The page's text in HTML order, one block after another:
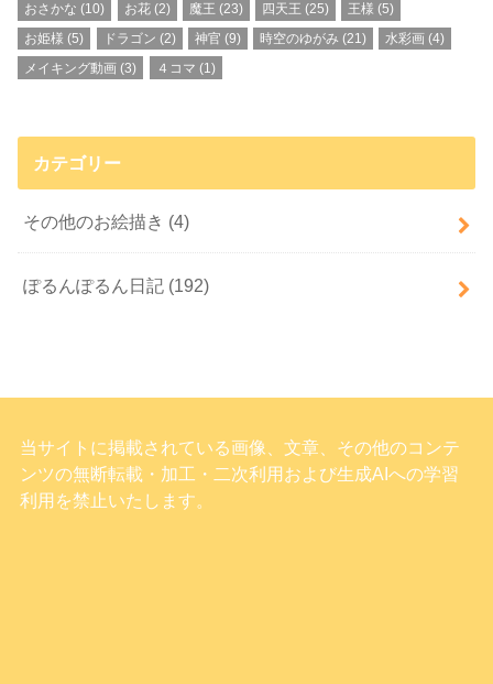
おさかな (10) お花(2) 魔王 (23) 四天王 (25) 王様 (5)
お姫様 (5) ドラゴン (2) 神官 (9) 時空のゆがみ (21) 水彩画 (4)
メイキング動画 (3) ４コマ (1)
カテゴリー
その他のお絵描き (4)
ぽるんぽるん日記 (192)
当サイトに掲載されている画像、文章、その他のコンテ
ンツの無断転載・加工・二次利用および生成AIへの学習
利用を禁止いたします。